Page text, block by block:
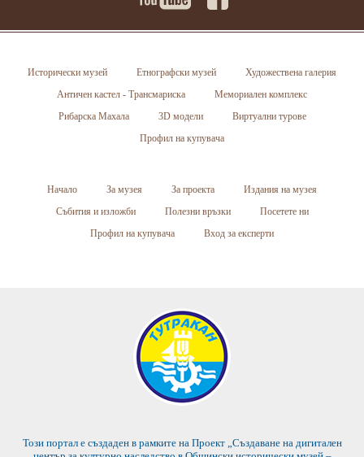
Исторически музей Етнографски музей
Художествена галерия
Античен кастел - Трансмариска
Мемориален комплекс
Рибарска Махала
3D модели
Виртуални турове
Профил на купувача
Начало За музея За проекта
Издания на музея
Събития и изложби
Полезни връзки
Посетете ни
Профил на купувача
Вход за експерти
Този портал е създаден в рамките на Проект „Създаване на дигитален